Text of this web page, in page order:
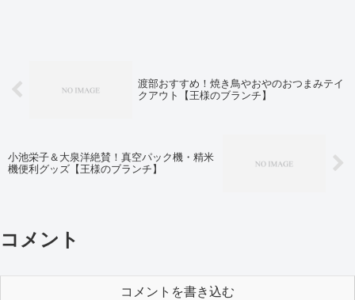
渡部おすすめ！焼き鳥やおやのおつまみテイ
クアウト【王様のブランチ】
小池栄子＆大泉洋絶賛！真空パック機・精米
機便利グッズ【王様のブランチ】
コメント
コメントを書き込む